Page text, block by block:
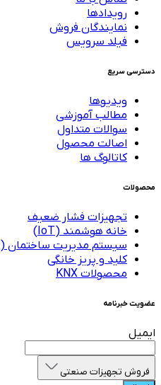
رویدادها
نمایندگان فروش
فیلد سرویس
دسترسی سریع
ویدیوها
مطالب آموزشی
سوالات متداول
اصالت محصول
کاتالوگ ها
محصولات
تجهیزات فشار ضعیف
خانه هوشمند (IoT)
سیستم مدیریت ساختمان (BMS)
کلید و پریز خانگی
محصولات KNX
عضویت خبرنامه
ایمیل
فروش تجهیزات صنعتی